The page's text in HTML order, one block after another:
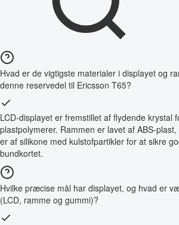
Hvad er de vigtigste materialer i displayet og
denne reservedel til Ericsson T65?
LCD-displayet er fremstillet af flydende krystal
plastpolymerer. Rammen er lavet af ABS-
er af silikone med kulstofpartikler for at sikre
bundkortet.
Hvilke præcise mål har displayet, og hvad er
(LCD, ramme og gummi)?